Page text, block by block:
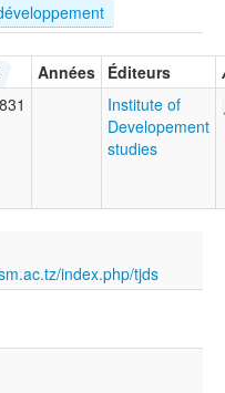
Années Éditeurs
Institute of
Developement
studies
index.php/tjds